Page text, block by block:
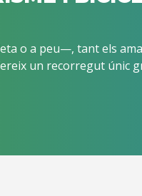
o a peu—, tant els
un recorregut únic